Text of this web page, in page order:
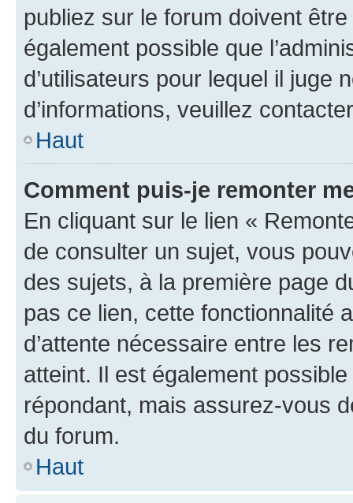
publiez sur le forum doivent
également possible que
d’utilisateurs pour lequel il juge
d’informations, veuillez
Haut
Comment puis-je remonter
En cliquant sur le lien «
de consulter un sujet, vous
des sujets, à la première page
pas ce lien, cette fonctionnalité
d’attente nécessaire entre les
atteint. Il est également
répondant, mais assurez-vous
du forum.
Haut